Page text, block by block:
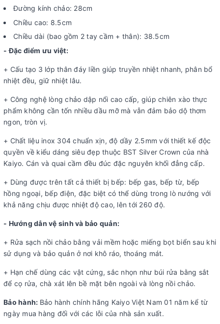
Đường kính chảo: 28cm
Chiều cao: 8.5cm
Chiều dài (bao gồm 2 tay cầm + thân): 38.5cm
- Đặc điểm ưu việt:
+ Cấu tạo 3 lớp thân đáy liền giúp truyền nhiệt nhanh, phân bổ
nhiệt đều, giữ nhiệt lâu.
+ Công nghệ lòng chảo dập nổi cao cấp, giúp chiên xào thực
phẩm không cần tốn nhiều dầu mỡ mà vẫn đảm bảo dộ thơm
ngon, tròn vị.
+ Chất liệu inox 304 chuẩn xịn, độ dầy 2.5mm với thiết kế độc
quyền về kiểu dáng siêu đẹp thuộc BST Silver Crown của nhà
Kaiyo. Cán và quai cầm đều đúc đặc nguyên khối đẳng cấp.
+ Dùng được trên tất cả thiết bị bếp: bếp gas, bếp từ, bếp
hồng ngoại, bếp điện, đặc biệt có thể dùng trong lò nướng với
khả năng chịu được nhiệt độ cao, lên tới 260 độ.
- Hướng dẫn vệ sinh và bảo quản:
+ Rửa sạch nồi chảo bằng vải mềm hoặc miếng bọt biển sau khi
sử dụng và bảo quản ở nơi khô ráo, thoáng mát.
+ Hạn chế dùng các vật cứng, sắc nhọn như búi rửa bằng sắt
để cọ rửa, chà xát lên bề mặt bên ngoài và lòng nồi chảo.
Bảo hành: Bảo hành chính hãng Kaiyo Việt Nam 01 năm kể từ
ngày mua hàng đối với các lỗi của nhà sản xuất.